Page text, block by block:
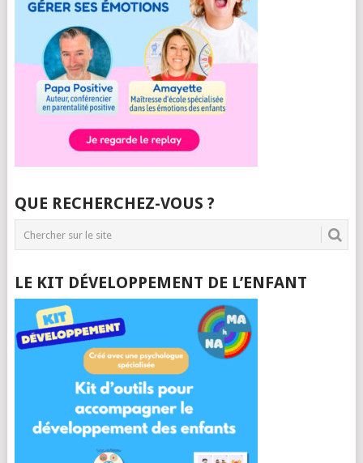
QUE RECHERCHEZ-VOUS ?
LE KIT DÉVELOPPEMENT DE L’ENFANT